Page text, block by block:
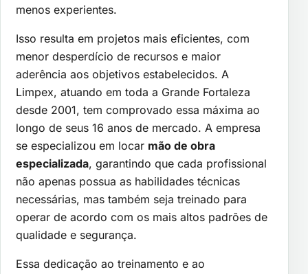
menos experientes.
Isso resulta em projetos mais eficientes, com
menor desperdício de recursos e maior
aderência aos objetivos estabelecidos. A
Limpex, atuando em toda a Grande Fortaleza
desde 2001, tem comprovado essa máxima ao
longo de seus 16 anos de mercado. A empresa
se especializou em locar mão de obra
especializada, garantindo que cada profissional
não apenas possua as habilidades técnicas
necessárias, mas também seja treinado para
operar de acordo com os mais altos padrões de
qualidade e segurança.
Essa dedicação ao treinamento e ao